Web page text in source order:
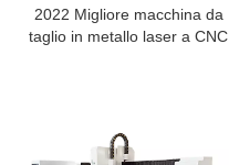
2022 Migliore macchina da
taglio in metallo laser a CNC